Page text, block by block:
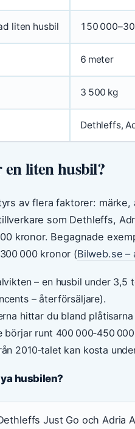
liten husbil 150
6 meter
3 500 kg
Dethleffs,
liten husbil?
av flera faktorer:
som Dethleffs,
kronor. Begagnade
000 kronor (Bilweb.se –
– en husbil under
– återförsäljare).
hittar du bland
börjar runt 400 000‑450
2010‑talet kan kosta
husbilen?
Just Go och Adria